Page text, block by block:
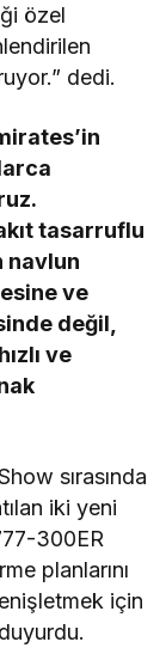
özel
dedi.
tasarruflu
navlun
ve
değil,
ve
sırasında
iki yeni
300ER
planlarını
için